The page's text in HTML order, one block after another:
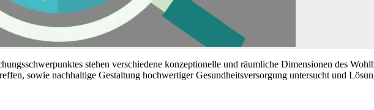
stehen verschiedene konzeptionelle und räumliche Dimensionen des
sowie nachhaltige Gestaltung hochwertiger Gesundheitsversorgung untersucht und